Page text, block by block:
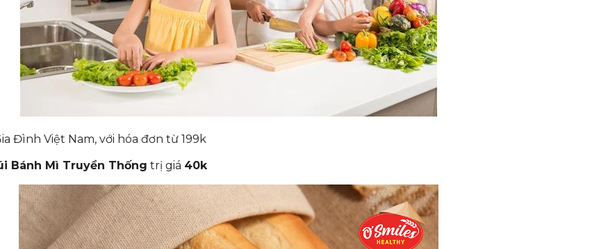
Đình Việt Nam, với hóa đơn từ 199k
Bánh Mì Truyền Thống trị giá 40k